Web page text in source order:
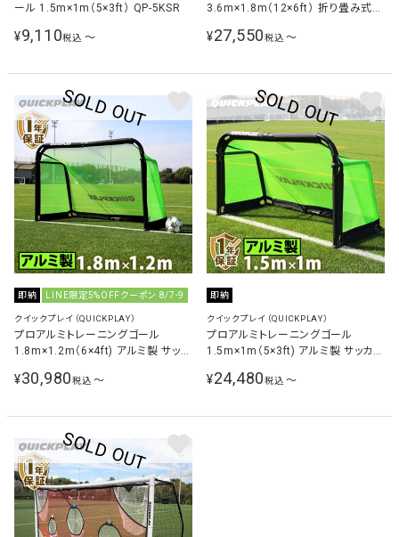
ール 1.5m×1m（5×3ft） QP-5KSR
¥9,110税込 〜
3.6m×1.8m（12×6ft） 折り畳み式
¥27,550税込 〜
即納 LINE限定5%OFFクーポン 8/7-9
クイックプレイ（QUICKPLAY）
プロアルミトレーニングゴール
1.8m×1.2m（6×4ft) アルミ製 サッカ
¥30,980税込 〜
即納
クイックプレイ（QUICKPLAY）
プロアルミトレーニングゴール
1.5m×1m（5×3ft) アルミ製 サッカー
¥24,480税込 〜